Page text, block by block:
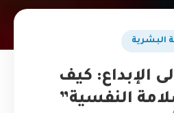
البشرية
الإبداع: كيف
النفسية”